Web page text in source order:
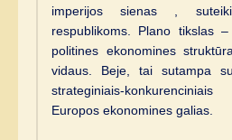
imperijos sienas ,
respublikoms. Plano tikslas
politines ekonomines
vidaus. Beje, tai sutampa
strateginiais-
Europos ekonomines galias.